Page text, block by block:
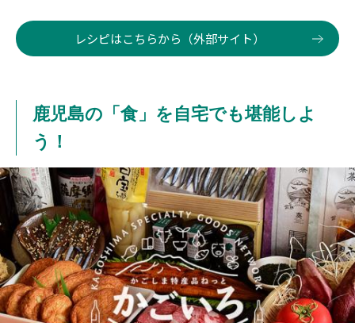
レシピはこちらから（外部サイト）
鹿児島の「食」を自宅でも堪能しよ
う！